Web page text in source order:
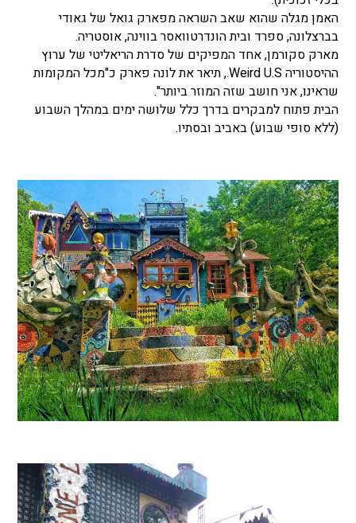
האמן מגלה שהוא שאב השראה מפארק גואל של גאודי
בברצלונה, ספרד ובית הונדרטוואסר בווינה, אוסטריה.
מארק סקורמן, אחד המפיקים של סדרת הריאליטי של ערוץ
ההיסטוריה Weird U.S., תיאר את לונה פארק כ"מכל המקומות
שראינו, אני חושב שזה המוזר ביותר".
הבית פתוח למבקרים בדרך כלל שלושה ימים במהלך השבוע
(ללא סופי שבוע) באביב ובסתיו.